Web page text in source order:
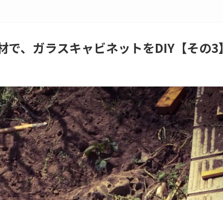
、ガラスキャビネットをDIY【その3】